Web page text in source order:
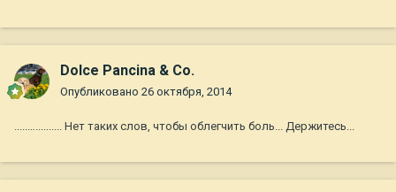
Dolce Pancina & Co.
Опубликовано 26 октября, 2014
.....….......... Нет таких слов, чтобы облегчить боль... Держитесь...